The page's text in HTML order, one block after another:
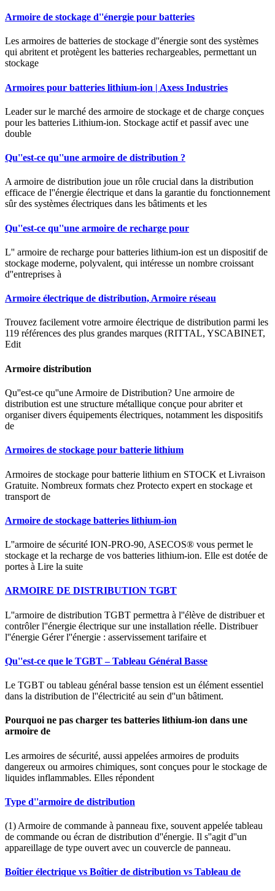
Armoire de stockage d''énergie pour batteries
Les armoires de batteries de stockage d''énergie sont des systèmes
qui abritent et protègent les batteries rechargeables, permettant un
stockage
Armoires pour batteries lithium-ion | Axess Industries
Leader sur le marché des armoire de stockage et de charge conçues
pour les batteries Lithium-ion. Stockage actif et passif avec une
double
Qu''est-ce qu''une armoire de distribution ?
A armoire de distribution joue un rôle crucial dans la distribution
efficace de l''énergie électrique et dans la garantie du fonctionnement
sûr des systèmes électriques dans les bâtiments et les
Qu''est-ce qu''une armoire de recharge pour
L'' armoire de recharge pour batteries lithium-ion est un dispositif de
stockage moderne, polyvalent, qui intéresse un nombre croissant
d''entreprises à
Armoire électrique de distribution, Armoire réseau
Trouvez facilement votre armoire électrique de distribution parmi les
119 références des plus grandes marques (RITTAL, YSCABINET,
Edit
Armoire distribution
Qu''est-ce qu''une Armoire de Distribution? Une armoire de
distribution est une structure métallique conçue pour abriter et
organiser divers équipements électriques, notamment les dispositifs
de
Armoires de stockage pour batterie lithium
Armoires de stockage pour batterie lithium en STOCK et Livraison
Gratuite. Nombreux formats chez Protecto expert en stockage et
transport de
Armoire de stockage batteries lithium-ion
L''armoire de sécurité ION-PRO-90, ASECOS® vous permet le
stockage et la recharge de vos batteries lithium-ion. Elle est dotée de
portes à Lire la suite
ARMOIRE DE DISTRIBUTION TGBT
L''armoire de distribution TGBT permettra à l''élève de distribuer et
contrôler l''énergie électrique sur une installation réelle. Distribuer
l''énergie Gérer l''énergie : asservissement tarifaire et
Qu''est-ce que le TGBT – Tableau Général Basse
Le TGBT ou tableau général basse tension est un élément essentiel
dans la distribution de l''électricité au sein d''un bâtiment.
Pourquoi ne pas charger tes batteries lithium-ion dans une
armoire de
Les armoires de sécurité, aussi appelées armoires de produits
dangereux ou armoires chimiques, sont conçues pour le stockage de
liquides inflammables. Elles répondent
Type d''armoire de distribution
(1) Armoire de commande à panneau fixe, souvent appelée tableau
de commande ou écran de distribution d''énergie. Il s''agit d''un
appareillage de type ouvert avec un couvercle de panneau.
Boîtier électrique vs Boîtier de distribution vs Tableau de